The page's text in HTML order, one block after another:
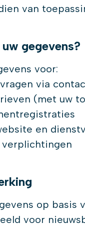
van
gegevens?
voor:
via
(met uw
en
op basis
voor